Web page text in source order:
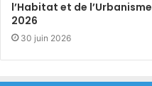
l’Habitat et de l’Urbanisme
2026
30 juin 2026